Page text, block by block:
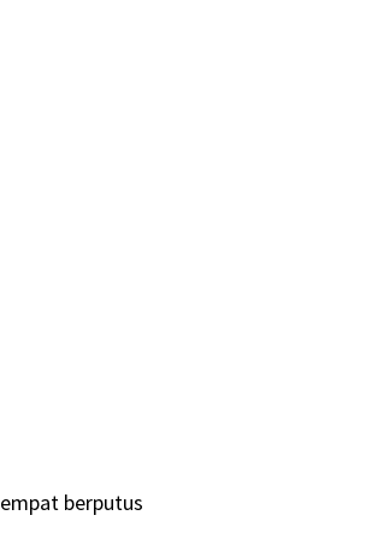
berputus